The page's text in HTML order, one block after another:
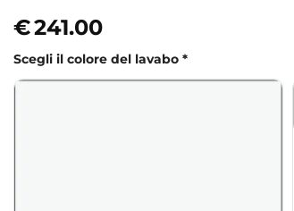
€241.00
Scegli il colore del lavabo *